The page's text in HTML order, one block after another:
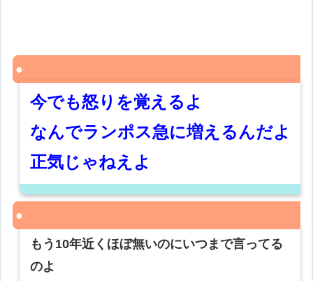
今でも怒りを覚えるよ
なんでランポス急に増えるんだよ
正気じゃねえよ
もう10年近くほぼ無いのにいつまで言ってる
のよ